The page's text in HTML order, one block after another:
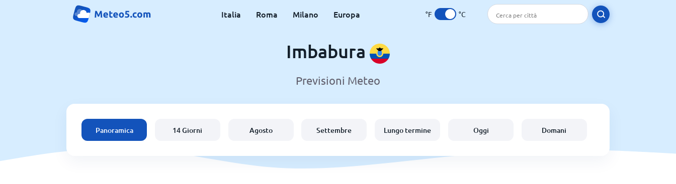
Italia Roma Milano Europa °F °C
Imbabura
Previsioni Meteo
Panoramica 14 Giorni Agosto Settembre Lungo termine Oggi Domani